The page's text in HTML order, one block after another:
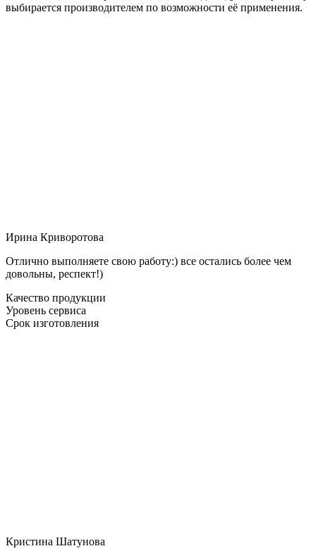
выбирается производителем по возможности её применения.
Ирина Криворотова
Отлично выполняете свою работу:) все остались более чем
довольны, респект!)
Качество продукции
Уровень сервиса
Срок изготовления
Кристина Шатунова